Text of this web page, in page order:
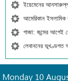
ইয়েমেনের
আমেরিকান ইসলামিক
গাজা: জন্মের আগেই
লেবাননের ভূখণ্ডগত
Monday 10